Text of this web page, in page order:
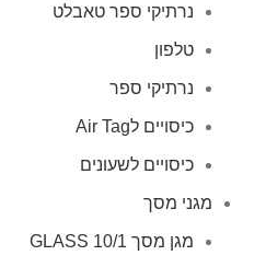
נרתיקי ספר טאבלט
טלפון
נרתיקי ספר
כיסויים לAir Tag
כיסויים לשעונים
מגני מסך
מגן מסך GLASS 10/1